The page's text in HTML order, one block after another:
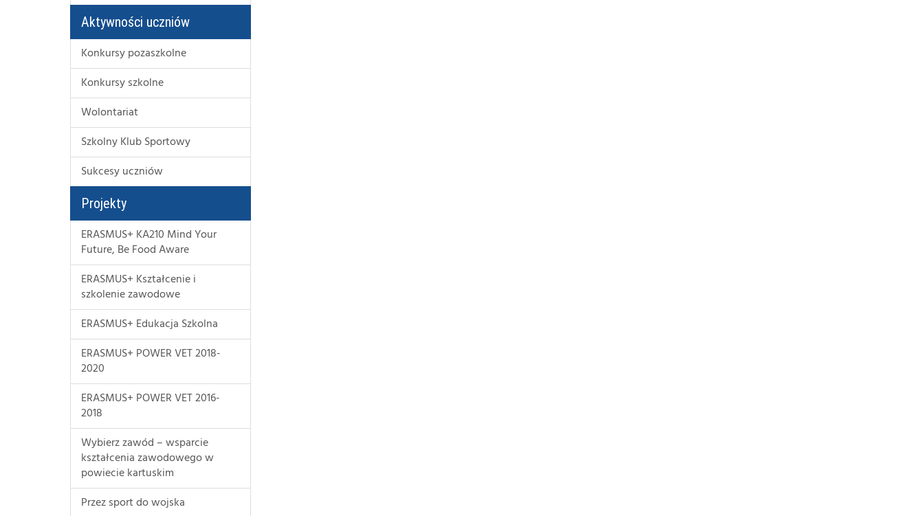
Aktywności uczniów
Konkursy pozaszkolne
Konkursy szkolne
Wolontariat
Szkolny Klub Sportowy
Sukcesy uczniów
Projekty
ERASMUS+ KA210 Mind Your
Future, Be Food Aware
ERASMUS+ Kształcenie i
szkolenie zawodowe
ERASMUS+ Edukacja Szkolna
ERASMUS+ POWER VET 2018-
2020
ERASMUS+ POWER VET 2016-
2018
Wybierz zawód – wsparcie
kształcenia zawodowego w
powiecie kartuskim
Przez sport do wojska